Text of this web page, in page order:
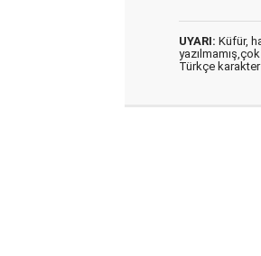
UYARI: Küfür,
Türkçe